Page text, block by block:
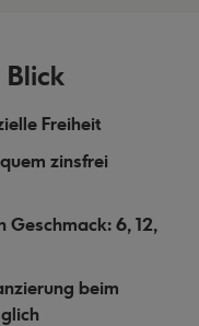
Freiheit
zinsfrei
Geschmack: 6, 12,
beim